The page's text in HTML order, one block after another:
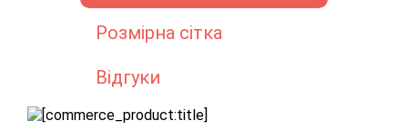
Розмірна сітка
Відгуки